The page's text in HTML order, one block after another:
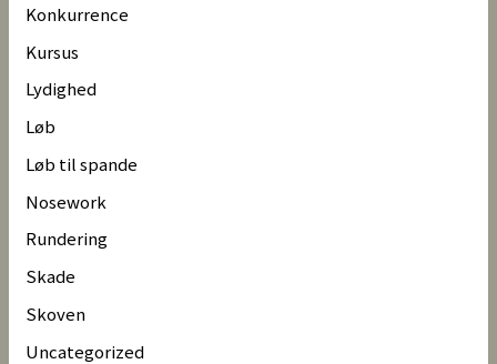
Konkurrence
Kursus
Lydighed
Løb
Løb til spande
Nosework
Rundering
Skade
Skoven
Uncategorized